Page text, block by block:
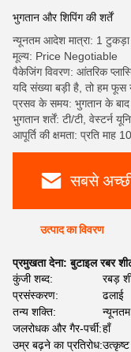
भुगतान और शिपिंग की शर्तें
न्यूनतम आदेश मात्रा: 1 टुकड़ा
मूल्य: Price Negotiable
पैकेजिंग विवरण: आंतरिक
यदि संख्या बड़ी है, तो हम फूस
प्रसव के समय: भुगतान के बाद
भुगतान शर्तें: टी/टी, वेस्टर्न
आपूर्ति की क्षमता: प्रति माह
सबसे
उत्पाद का विवरण
प्रमुखता देना:बुटाइल रबर
कुंजी शब्द:
रबड़
प्रसंस्करण:
ढलाई
तन्य शक्ति:
जलरोधक और गैर-पर्ची:हाँ
उम्र बढ़ने का प्रतिरोध:उत्कृष्ट